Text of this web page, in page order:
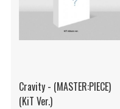
Cravity - (MASTER:PIECE)
(KiT Ver.)